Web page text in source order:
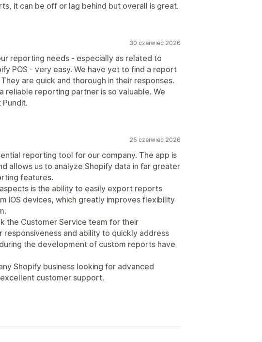
it can be off or lag behind but overall is great.
30 czerwiec 2026
reporting needs - especially as related to
POS - very easy. We have yet to find a report
are quick and thorough in their responses.
reliable reporting partner is so valuable. We
25 czerwiec 2026
reporting tool for our company. The app is
allows us to analyze Shopify data in far greater
features.
is the ability to easily export reports
iOS devices, which greatly improves flexibility
the Customer Service team for their
responsiveness and ability to quickly address
the development of custom reports have
Shopify business looking for advanced
customer support.